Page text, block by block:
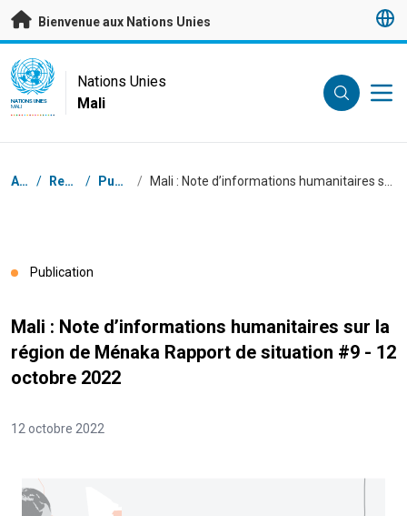
Passer au contenu principal
Bienvenue aux Nations Unies
UN Logo
NATIONS UNIES
MALI
Nations Unies
Mali
Fil d'Ariane
Accueil / Ressources / Publications /
Publication
Mali : Note d’informations humanitaires sur la
région de Ménaka Rapport de situation #9 - 12
octobre 2022
12 octobre 2022